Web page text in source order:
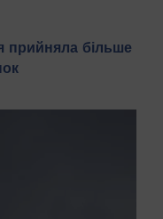
прийняла більше